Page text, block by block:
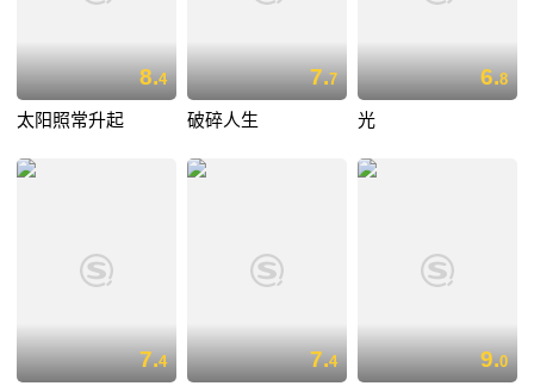
8.4
太阳照常升起
7.7
破碎人生
6.8
光
7.4 7.4 9.0